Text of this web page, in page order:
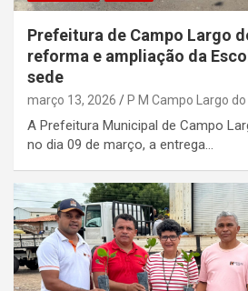
Prefeitura de Campo Largo
reforma e ampliação da
sede
março 13, 2026 P M Campo Largo do
A Prefeitura Municipal de Campo
no dia 09 de março, a entrega…